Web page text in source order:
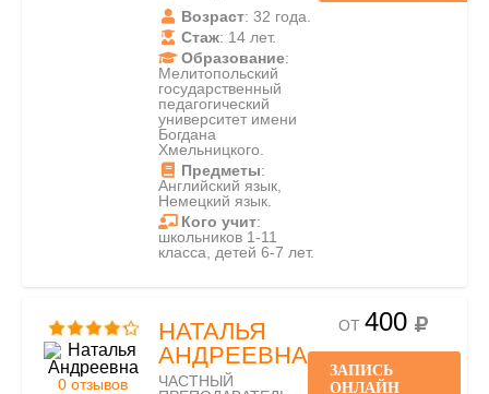
Возраст: 32 года.
Стаж: 14 лет.
Образование:
Мелитопольский
государственный
педагогический
университет имени
Богдана
Хмельницкого.
Предметы:
Английский язык,
Немецкий язык.
Кого учит:
школьников 1-11
класса, детей 6-7 лет.
0 отзывов
НАТАЛЬЯ
АНДРЕЕВНА
ЧАСТНЫЙ
ОТ 400
ЗАПИСЬ
ОНЛАЙН